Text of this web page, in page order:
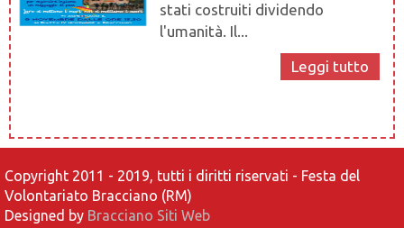
stati costruiti dividendo
l'umanità. Il...
Leggi tutto
Copyright 2011 - 2019, tutti i diritti riservati - Festa del
Volontariato Bracciano (RM)
Designed by Bracciano Siti Web